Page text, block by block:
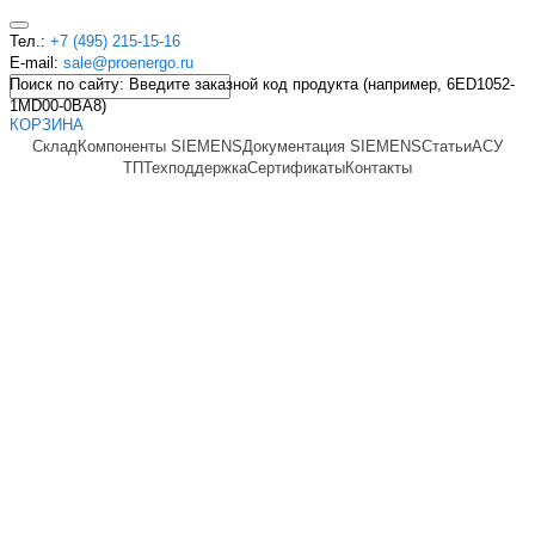
Тел.: +7 (495) 215-15-16
E-mail: sale@proenergo.ru
Поиск по сайту: Введите заказной код продукта (например, 6ED1052-
1MD00-0BA8)
КОРЗИНА
СкладКомпоненты SIEMENSДокументация SIEMENSСтатьиАСУ
ТПТехподдержкаСертификатыКонтакты